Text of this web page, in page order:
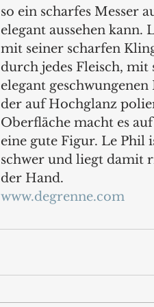
so ein scharfes Messer
elegant aussehen kann.
mit seiner scharfen
durch jedes Fleisch, mit
elegant
der auf Hochglanz
Oberfläche macht es
eine gute Figur. Le Phil
schwer und liegt damit
der Hand.
www.degrenne.com